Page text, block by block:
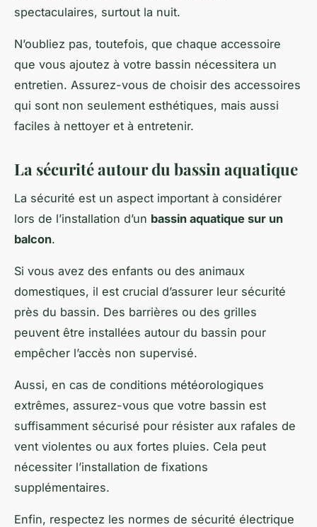
spectaculaires, surtout la nuit.
N’oubliez pas, toutefois, que chaque accessoire
que vous ajoutez à votre bassin nécessitera un
entretien. Assurez-vous de choisir des accessoires
qui sont non seulement esthétiques, mais aussi
faciles à nettoyer et à entretenir.
La sécurité autour du bassin aquatique
La sécurité est un aspect important à considérer
lors de l’installation d’un bassin aquatique sur un
balcon.
Si vous avez des enfants ou des animaux
domestiques, il est crucial d’assurer leur sécurité
près du bassin. Des barrières ou des grilles
peuvent être installées autour du bassin pour
empêcher l’accès non supervisé.
Aussi, en cas de conditions météorologiques
extrêmes, assurez-vous que votre bassin est
suffisamment sécurisé pour résister aux rafales de
vent violentes ou aux fortes pluies. Cela peut
nécessiter l’installation de fixations
supplémentaires.
Enfin, respectez les normes de sécurité électrique